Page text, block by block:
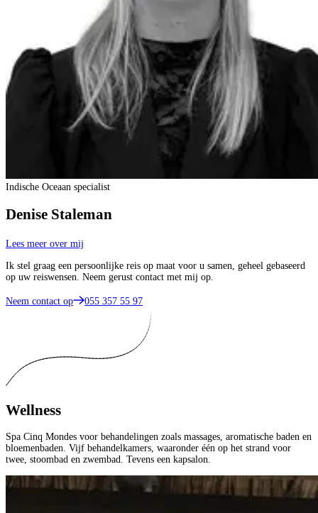
Indische Oceaan specialist
Denise Staleman
Lees meer over mij
Ik stel graag een persoonlijke reis op maat voor u samen, geheel gebaseerd
op uw reiswensen. Neem gerust contact met mij op.
Neem contact op 055 357 55 97
Wellness
Spa Cinq Mondes voor behandelingen zoals massages, aromatische baden en
bloemenbaden. Vijf behandelkamers, waaronder één op het strand voor
twee, stoombad en zwembad. Tevens een kapsalon.